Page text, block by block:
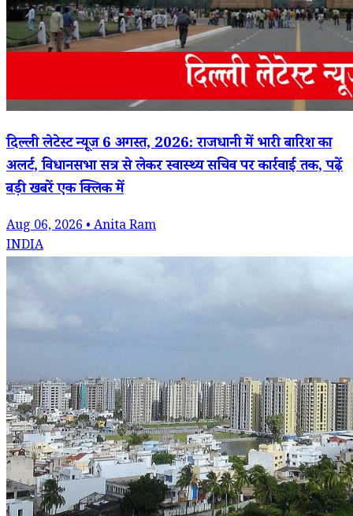
दिल्ली लेटेस्ट न्यूज 6 अगस्त, 2026: राजधानी में भारी बारिश का
अलर्ट, विधानसभा सत्र से लेकर स्वास्थ्य सचिव पर कार्रवाई तक, पढ़ें
बड़ी खबरें एक क्लिक में
Aug 06, 2026 • Anita Ram
INDIA